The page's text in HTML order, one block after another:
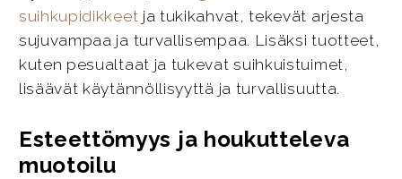
suihkupidikkeet ja tukikahvat, tekevät arjesta
sujuvampaa ja turvallisempaa. Lisäksi tuotteet,
kuten pesualtaat ja tukevat suihkuistuimet,
lisäävät käytännöllisyyttä ja turvallisuutta.
Esteettömyys ja houkutteleva
muotoilu